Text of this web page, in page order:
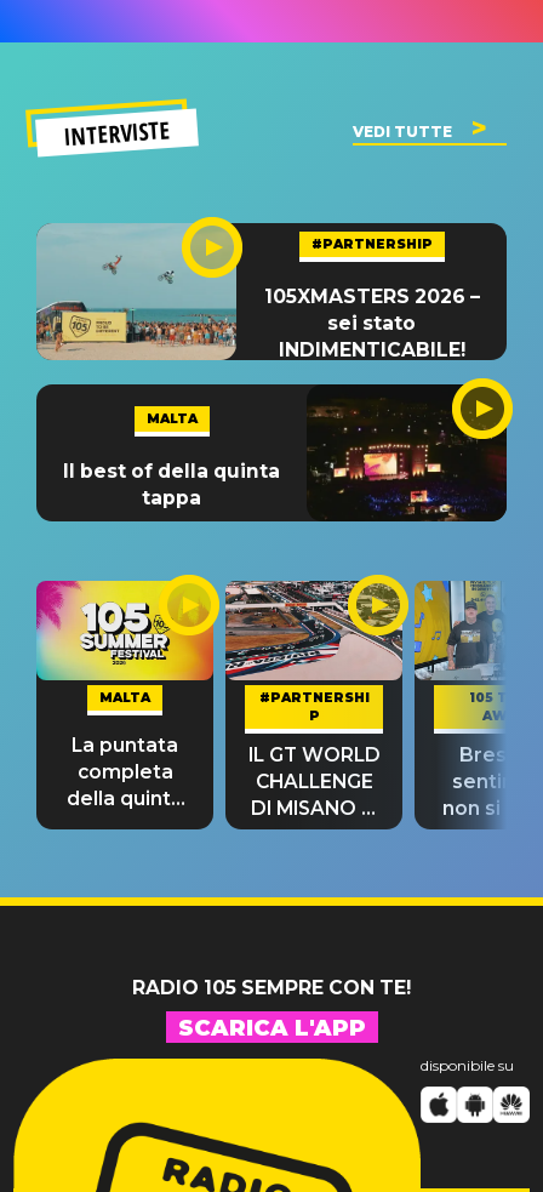
INTERVISTE VEDI TUTTE
#PARTNERSHIP
105XMASTERS 2026 –
sei stato
INDIMENTICABILE!
MALTA
Il best of della quinta
tappa
MALTA
La puntata
completa
della quinta
tappa
#PARTNERSHI
P
IL GT WORLD
CHALLENGE
DI MISANO si
riconferma
105 TAKE
AWAY
Bresh:
non si
fino alla
RADIO 105 SEMPRE CON TE!
SCARICA L'APP
disponibile su